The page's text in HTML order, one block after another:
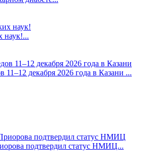
11–12 декабря 2026 года в Казани ...
подтвердил статус НМИЦ...